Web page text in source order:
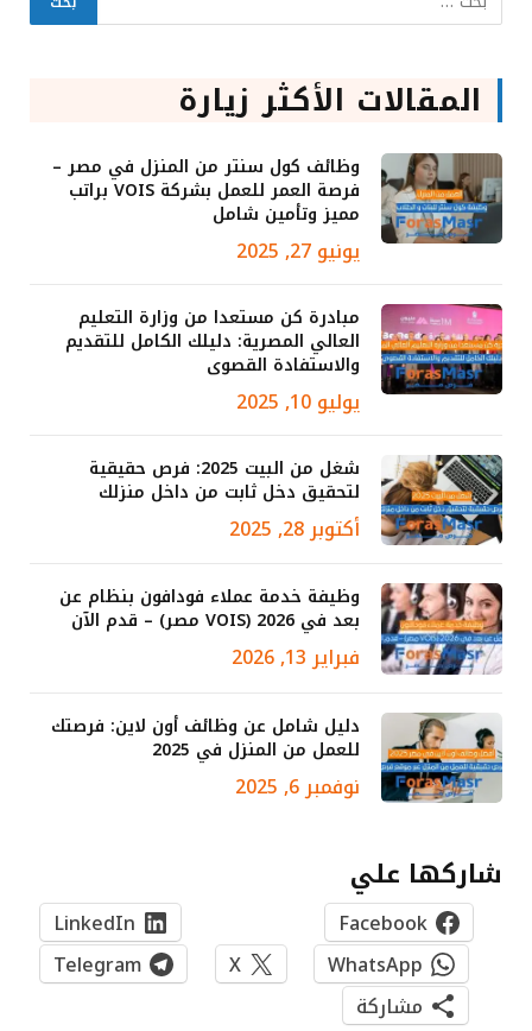
المقالات الأكثر زيارة
وظائف كول سنتر من المنزل في مصر –
فرصة العمر للعمل بشركة VOIS براتب
مميز وتأمين شامل
يونيو 27, 2025
مبادرة كن مستعدا من وزارة التعليم
العالي المصرية: دليلك الكامل للتقديم
والاستفادة القصوى
يوليو 10, 2025
شغل من البيت 2025: فرص حقيقية
لتحقيق دخل ثابت من داخل منزلك
أكتوبر 28, 2025
وظيفة خدمة عملاء فودافون بنظام عن
بعد في 2026 (VOIS مصر) – قدم الآن
فبراير 13, 2026
دليل شامل عن وظائف أون لاين: فرصتك
للعمل من المنزل في 2025
نوفمبر 6, 2025
شاركها علي
Facebook
LinkedIn
WhatsApp
X
Telegram
مشاركة